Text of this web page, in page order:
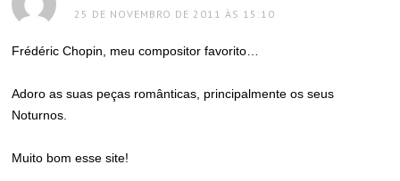
25 DE NOVEMBRO DE 2011 ÀS 15:10
Frédéric Chopin, meu compositor favorito…
Adoro as suas peças românticas, principalmente os seus
Noturnos.
Muito bom esse site!